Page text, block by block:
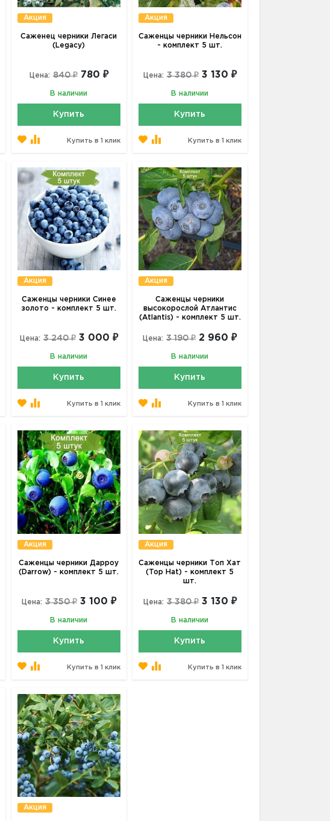
Акция
Саженец черники Легаси
(Legacy)
Цена: 840 ₽ 780 ₽
В наличии
Купить
Купить в 1 клик
Акция
Саженцы черники Нельсон
- комплект 5 шт.
Цена: 3 380 ₽ 3 130 ₽
В наличии
Купить
Купить в 1 клик
Акция
Саженцы черники Синее
золото - комплект 5 шт.
Цена: 3 240 ₽ 3 000 ₽
В наличии
Купить
Купить в 1 клик
Акция
Саженцы черники
высокорослой Атлантис
(Atlantis) - комплект 5 шт.
Цена: 3 190 ₽ 2 960 ₽
В наличии
Купить
Купить в 1 клик
Акция
Саженцы черники Дарроу
(Darrow) - комплект 5 шт.
Цена: 3 350 ₽ 3 100 ₽
В наличии
Купить
Купить в 1 клик
Акция
Саженцы черники Топ Хат
(Top Hat) - комплект 5
шт.
Цена: 3 380 ₽ 3 130 ₽
В наличии
Купить
Купить в 1 клик
Акция